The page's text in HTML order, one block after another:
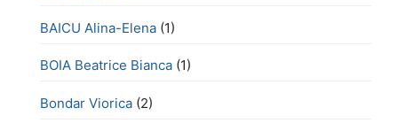
BAICU Alina-Elena (1)
BOIA Beatrice Bianca (1)
Bondar Viorica (2)